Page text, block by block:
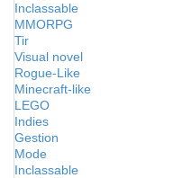
Inclassable
MMORPG
Tir
Visual novel
Rogue-Like
Minecraft-like
LEGO
Indies
Gestion
Mode
Inclassable